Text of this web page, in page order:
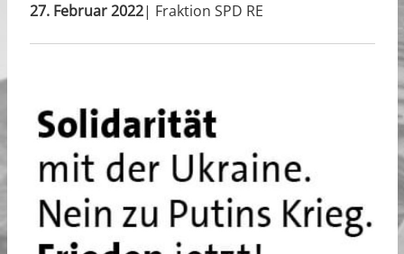
27. Februar 2022| Fraktion SPD RE